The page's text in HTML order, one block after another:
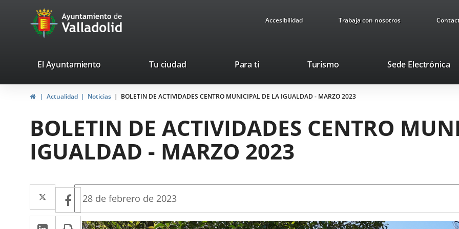
Portal
Web
Ayuntamiento
de
Accesibilidad Trabaja con nosotros
valladolid.es
El Ayuntamiento Tu ciudad Para ti TurismoEste
se
abrirá
una
ventana
Sede Electrónica
InicioActualidad Noticias BOLETIN DE ACTIVIDADES CENTRO MUNICIPAL DE LA IGUALDAD - MARZO 2023
BOLETIN DE ACTIVIDADES CENTRO
IGUALDAD - MARZO 2023
Twitter
Enlace
a
Facebook
Enlace
a
LinkedIn
EnlaceImprimir
Fecha
la
noticia
28 de febrero de 2023